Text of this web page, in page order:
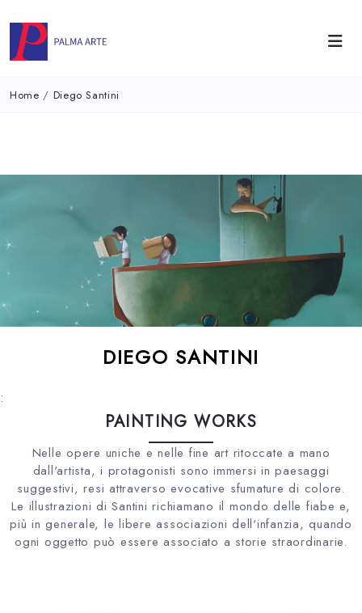
Home / Diego Santini
DIEGO SANTINI
:
PAINTING WORKS
Nelle opere uniche e nelle fine art ritoccate a mano
dall'artista, i protagonisti sono immersi in paesaggi
suggestivi, resi attraverso evocative sfumature di colore.
Le illustrazioni di Santini richiamano il mondo delle fiabe e,
più in generale, le libere associazioni dell'infanzia, quando
ogni oggetto può essere associato a storie straordinarie.